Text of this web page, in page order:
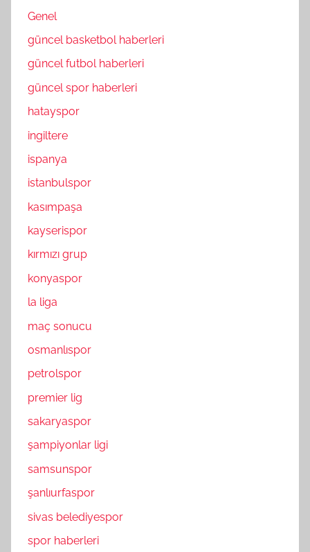
Genel
güncel basketbol haberleri
güncel futbol haberleri
güncel spor haberleri
hatayspor
ingiltere
ispanya
istanbulspor
kasımpaşa
kayserispor
kırmızı grup
konyaspor
la liga
maç sonucu
osmanlıspor
petrolspor
premier lig
sakaryaspor
şampiyonlar ligi
samsunspor
şanlıurfaspor
sivas belediyespor
spor haberleri